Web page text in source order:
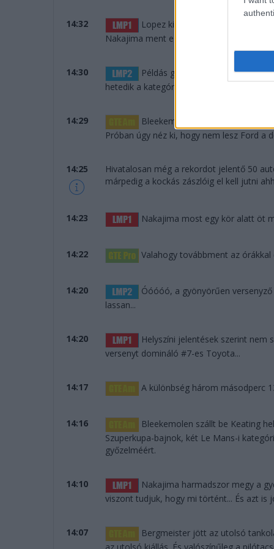
14:32
Lopez kinyomja az autó szemét,
Nakajima ment egy laza 3:24-et...
14:30
Példás gyorsasággal dolgozott
hetedik a kategóriájában.
14:29
Bleekemolen odalépett: nyolc
Próban úgy néz ki, hogy nem lesz Ford a
14:25
Hivatalosan még a rekordot jelentő 50
márpedig a kockás zászlóig el kell jutni
14:23 Nakajima most egy kör alatt öt
14:22 Valahogy továbbment az
14:20
Óóóóó, a gyönyörűen
lassan...
14:20
Helyszíni jelentések szerint
versenyt domináló #7-es Toyota...
14:17 A különbség három másodperc
14:16
Bleekemolen szállt be Keating
Szuperkupa-bajnok, két Le Mans-i
győzelméért.
14:10
Nakajima harmadszor megy a
viszont tudjuk, hogy mi történt... És azt
14:07
Bergmeister jött az utolsó